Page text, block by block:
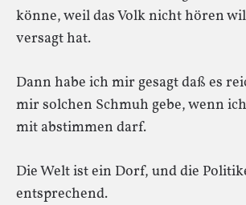
könne, weil das Volk nicht hören
versagt hat.
Dann habe ich mir gesagt daß es
mir solchen Schmuh gebe, wenn
mit abstimmen darf.
Die Welt ist ein Dorf, und die
entsprechend.